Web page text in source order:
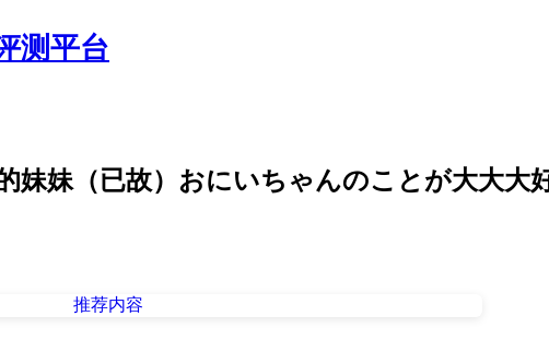
测平台
妹妹（已故）おにいちゃんのことが大大大